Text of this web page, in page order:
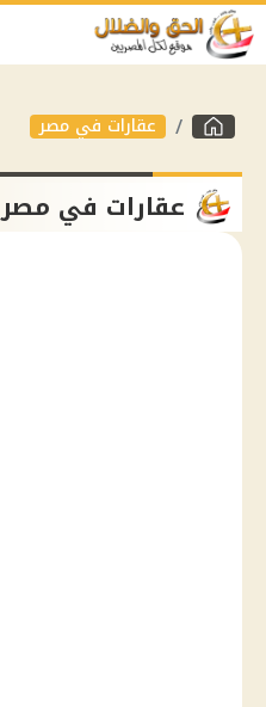
عقارات في مصر
عقارات في مصر